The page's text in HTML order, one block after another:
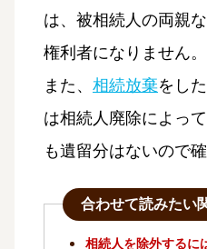
は、被相続人の両親
権利者になりません。
また、 相続放棄をし
は相続人廃除によっ
も遺留分はないので
合わせて読みたい
相続人を除外するに